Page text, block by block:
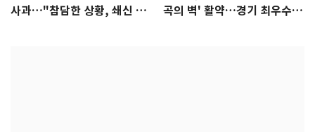
사과…"참담한 상황, 쇄신 약
곡의 벽' 활약…경기 최우수선